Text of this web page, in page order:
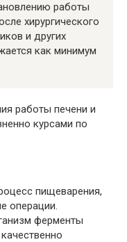
работы
хирургического
и других
как минимум
работы печени и
курсами по
пищеварения,
операции.
ферменты